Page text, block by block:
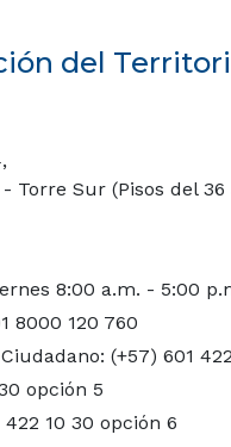
del
Torre Sur (Pisos del 36
8:00 a.m. - 5:00
8000 120 760
(+57) 601
opción 5
10 30 opción 6